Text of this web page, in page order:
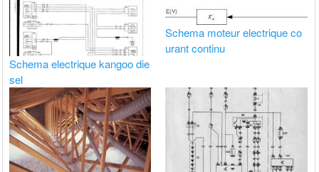
Schema electrique kangoo die
sel
Schema moteur electrique co
urant continu